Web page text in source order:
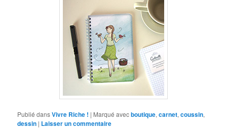
Publié dansVivre Riche ! | Marqué avecboutique,carnet,coussin,
dessin | Laisser un commentaire